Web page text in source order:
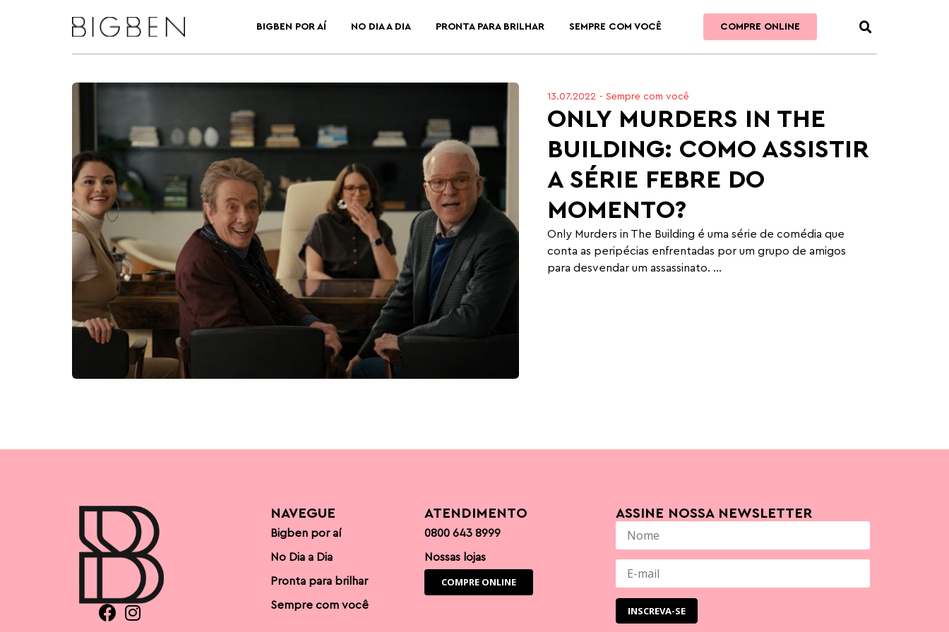
BIGBEN POR AÍ NO DIA A DIA PRONTA PARA BRILHAR SEMPRE COM VOCÊ COMPRE ONLINE
13.07.2022 -Sempre com você
ONLY MURDERS IN THE
BUILDING: COMO ASSISTIR
A SÉRIE FEBRE DO
MOMENTO?
Only Murders in The Building é uma série de comédia que
conta as peripécias enfrentadas por um grupo de amigos
para desvendar um assassinato. ...
NAVEGUE
Bigben por aí
No Dia a Dia
Pronta para brilhar
Sempre com você
ATENDIMENTO
0800 643 8999
Nossas lojas
COMPRE ONLINE
ASSINE NOSSA NEWSLETTER